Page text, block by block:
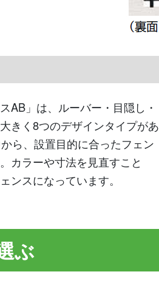
AB」は、ルーバー・目隠し・
きく8つのデザインタイプがあ
ら、設置目的に合ったフェン
カラーや寸法を見直すこと
ンスになっています。
ぶ